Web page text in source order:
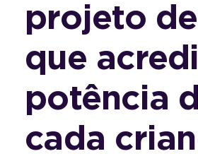
projeto
que
potência
cada